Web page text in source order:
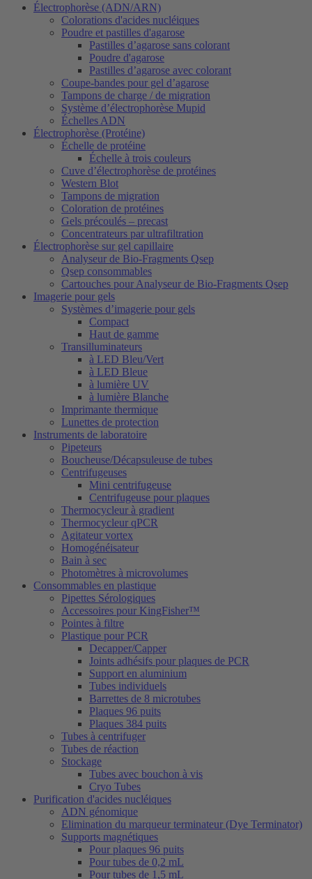
Électrophorèse (ADN/ARN)
Colorations d'acides nucléiques
Poudre et pastilles d'agarose
Pastilles d’agarose sans colorant
Poudre d'agarose
Pastilles d’agarose avec colorant
Coupe-bandes pour gel d’agarose
Tampons de charge / de migration
Système d’électrophorèse Mupid
Échelles ADN
Électrophorèse (Protéine)
Échelle de protéine
Échelle à trois couleurs
Cuve d’électrophorèse de protéines
Western Blot
Tampons de migration
Coloration de protéines
Gels précoulés – precast
Concentrateurs par ultrafiltration
Électrophorèse sur gel capillaire
Analyseur de Bio-Fragments Qsep
Qsep consommables
Cartouches pour Analyseur de Bio-Fragments Qsep
Imagerie pour gels
Systèmes d’imagerie pour gels
Compact
Haut de gamme
Transilluminateurs
à LED Bleu/Vert
à LED Bleue
à lumière UV
à lumière Blanche
Imprimante thermique
Lunettes de protection
Instruments de laboratoire
Pipeteurs
Boucheuse/Décapsuleuse de tubes
Centrifugeuses
Mini centrifugeuse
Centrifugeuse pour plaques
Thermocycleur à gradient
Thermocycleur qPCR
Agitateur vortex
Homogénéisateur
Bain à sec
Photomètres à microvolumes
Consommables en plastique
Pipettes Sérologiques
Accessoires pour KingFisher™
Pointes à filtre
Plastique pour PCR
Decapper/Capper
Joints adhésifs pour plaques de PCR
Support en aluminium
Tubes individuels
Barrettes de 8 microtubes
Plaques 96 puits
Plaques 384 puits
Tubes à centrifuger
Tubes de réaction
Stockage
Tubes avec bouchon à vis
Cryo Tubes
Purification d'acides nucléiques
ADN génomique
Elimination du marqueur terminateur (Dye Terminator)
Supports magnétiques
Pour plaques 96 puits
Pour tubes de 0,2 mL
Pour tubes de 1,5 mL